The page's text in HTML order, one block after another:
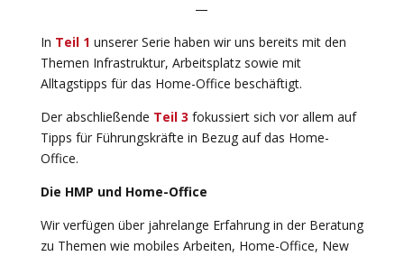
—
In Teil 1 unserer Serie haben wir uns bereits mit den
Themen Infrastruktur, Arbeitsplatz sowie mit
Alltagstipps für das Home-Office beschäftigt.
Der abschließende Teil 3 fokussiert sich vor allem auf
Tipps für Führungskräfte in Bezug auf das Home-
Office.
Die HMP und Home-Office
Wir verfügen über jahrelange Erfahrung in der Beratung
zu Themen wie mobiles Arbeiten, Home-Office, New